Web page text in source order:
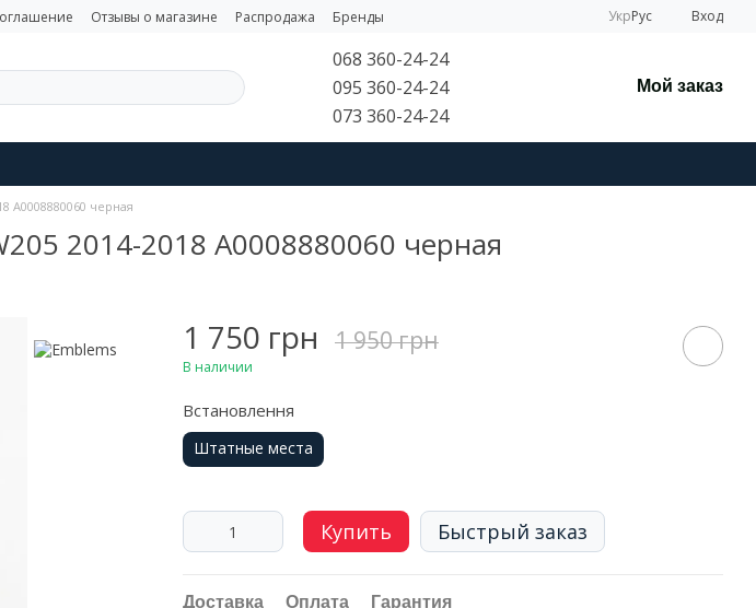
Отзывы о магазине Распродажа Бренды УкрРус Вход
068 360-24-24
095 360-24-24
073 360-24-24
Мой заказ
A0008880060 черная
2014-2018 A0008880060 черная
1 750 грн 1 950 грн
В наличии
Встановлення
Штатные места
Купить Быстрый заказ
Доставка Оплата Гарантия